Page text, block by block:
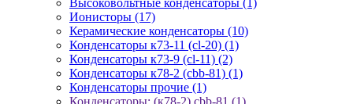
Ионисторы (17)
Керамические конденсаторы (10)
Конденсаторы к73-11 (cl-20) (1)
Конденсаторы к73-9 (cl-11) (2)
Конденсаторы к78-2 (cbb-81) (1)
Конденсаторы прочие (1)
Конденсаторы: (к78-2) cbb-81 (1)